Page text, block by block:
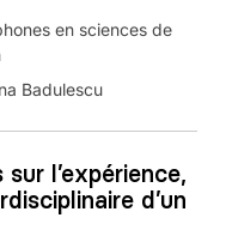
en sciences de
Badulescu
l’expérience,
d’un